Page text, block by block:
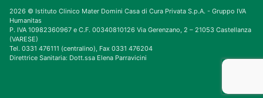
2026 © Istituto Clinico Mater Domini Casa di Cura Privata S.p.A. - Gruppo IVA
Humanitas
P. IVA 10982360967 e C.F. 00340810126 Via Gerenzano, 2 – 21053 Castellanza
(VARESE)
Tel. 0331 476111 (centralino), Fax 0331 476204
Direttrice Sanitaria: Dott.ssa Elena Parravicini